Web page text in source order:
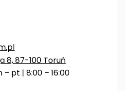
8, 87-100 Toruń
– pt | 8:00 – 16:00